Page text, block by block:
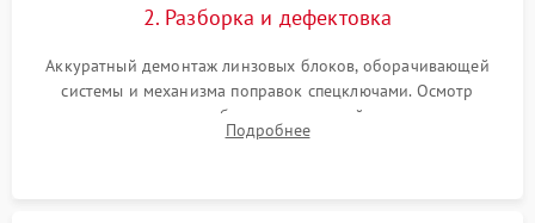
2. Разборка и дефектовка
Аккуратный демонтаж линзовых блоков, оборачивающей
системы и механизма поправок спецключами. Осмотр
внутренних резьбовых соединений, пружин и
уплотнительных колец. Поиск причин люфта, смещения
Подробнее